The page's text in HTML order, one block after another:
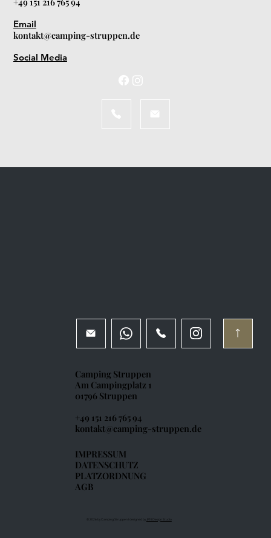
Email
kontakt@camping-struppen.de
Social Media
IMPRESSUM
DATENSCHUTZ
PLATZORDNUNG
AGB
Camping Struppen
Am Campingplatz 1
01796 Struppen
+49 151 216 765 94
kontakt@camping-struppen.de
© 2026 by Camping Struppen I designed by JPN Design Studio